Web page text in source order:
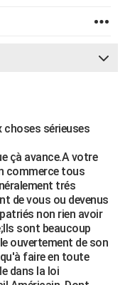
choses sérieuses
çà avance.A votre
commerce tous
trés
de vous ou devenus
non rien avoir
sont beaucoup
ouvertement de son
faire en toute
dans la loi